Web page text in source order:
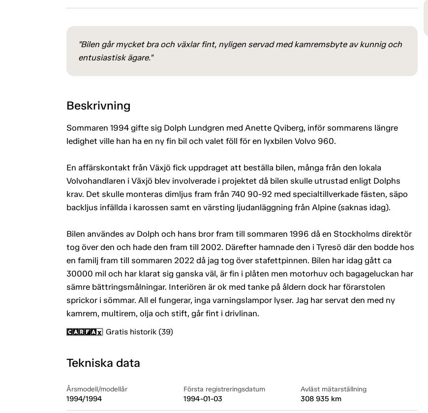
"Bilen går mycket bra och växlar fint, nyligen servad med kamremsbyte av kunnig och
entusiastisk ägare."
Beskrivning
Sommaren 1994 gifte sig Dolph Lundgren med Anette Qviberg, inför sommarens längre
ledighet ville han ha en ny fin bil och valet föll för en lyxbilen Volvo 960.
En affärskontakt från Växjö fick uppdraget att beställa bilen, många från den lokala
Volvohandlaren i Växjö blev involverade i projektet då bilen skulle utrustad enligt Dolphs
krav. Det skulle monteras dimljus fram från 740 90-92 med specialtillverkade fästen, säpo
backljus infällda i karossen samt en värsting ljudanläggning från Alpine (saknas idag).
Bilen användes av Dolph och hans bror fram till sommaren 1996 då en Stockholms direktör
tog över den och hade den fram till 2002. Därefter hamnade den i Tyresö där den bodde hos
en familj fram till sommaren 2022 då jag tog över stafettpinnen. Bilen har idag gått ca
30000 mil och har klarat sig ganska väl, är fin i plåten men motorhuv och bagageluckan har
sämre bättringsmålningar. Interiören är ok med tanke på åldern dock har förarstolen
sprickor i sömmar. All el fungerar, inga varningslampor lyser. Jag har servat den med ny
kamrem, multirem, olja och stift, går fint i drivlinan.
Gratis historik (39)
Tekniska data
Årsmodell/modellår
1994/1994
Första registreringsdatum
1994-01-03
Avläst mätarställning
308 935 km